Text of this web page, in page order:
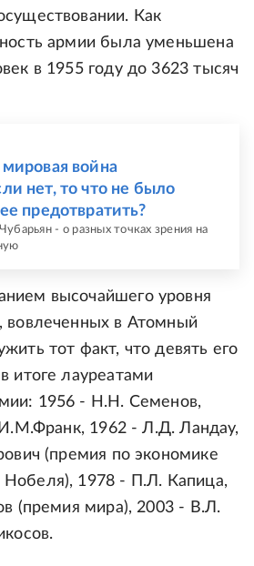
Как
армии была уменьшена
в 1955 году до 3623 тысяч
война
нет, то что не было
предотвратить?
- о разных точках зрения на
высочайшего уровня
вовлеченных в Атомный
тот факт, что девять его
итоге лауреатами
1956 - Н.Н. Семенов,
1962 - Л.Д. Ландау,
(премия по экономике
1978 - П.Л. Капица,
(премия мира), 2003 - В.Л.